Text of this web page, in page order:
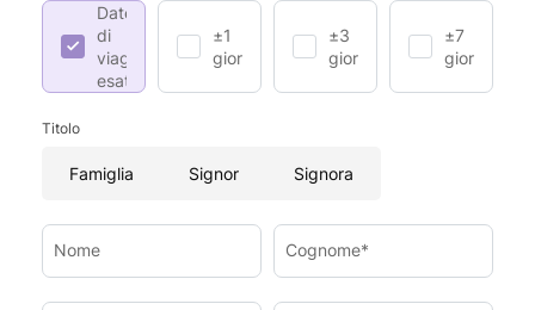
Date
di
viaggio
esatte
±1
giorno
±3
giorni
±7
giorni
Titolo
Famiglia Signor Signora
Nome Cognome*